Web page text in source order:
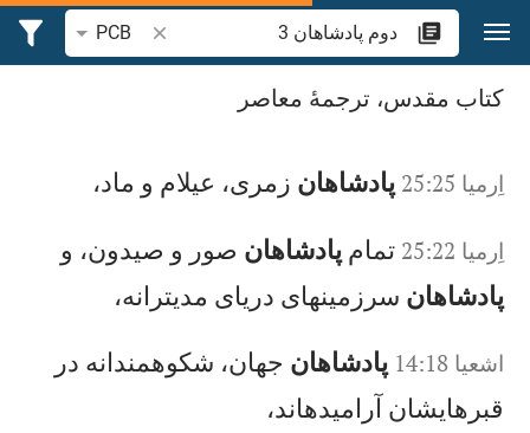
پرش به محتوا
جستجوی آیه یا
PCB
جستجوی "دوم پادشاهان 3" در کتاب مقدس
کتاب مقدس، ترجمۀ معاصر
اِرميا 25:25 پادشاهان زمری، عيلام و ماد،
اِرميا 25:22 تمامپادشاهان صور و صيدون، و
پادشاهان سرزمینهای دريای مديترانه،
اشعيا 14:18 پادشاهان جهان، شكوهمندانه در
قبرهايشان آراميدهاند،